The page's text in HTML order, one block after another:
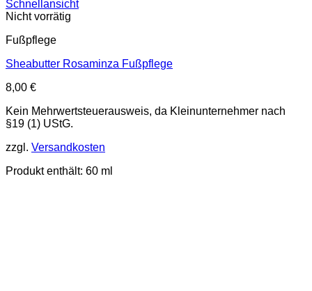
Schnellansicht
Nicht vorrätig
Fußpflege
Sheabutter Rosaminza Fußpflege
8,00 €
Kein Mehrwertsteuerausweis, da Kleinunternehmer nach
§19 (1) UStG.
zzgl. Versandkosten
Produkt enthält: 60 ml